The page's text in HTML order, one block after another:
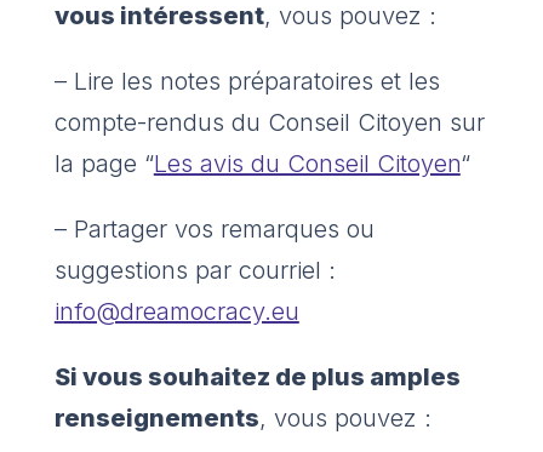
vous intéressent, vous pouvez :
– Lire les notes préparatoires et les
compte-rendus du Conseil Citoyen sur
la page “Les avis du Conseil Citoyen“
– Partager vos remarques ou
suggestions par courriel :
info@dreamocracy.eu
Si vous souhaitez de plus amples
renseignements, vous pouvez :